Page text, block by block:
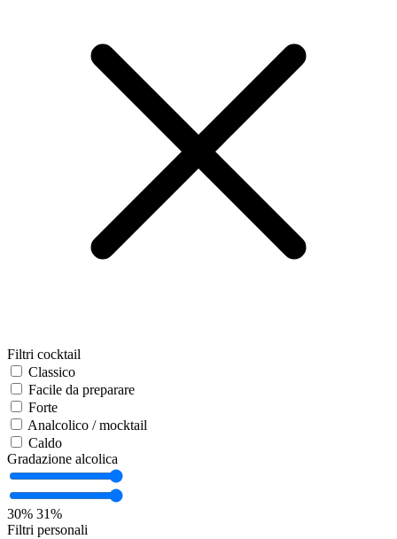
Filtri cocktail
Classico
Facile da preparare
Forte
Analcolico / mocktail
Caldo
Gradazione alcolica
30% 31%
Filtri personali